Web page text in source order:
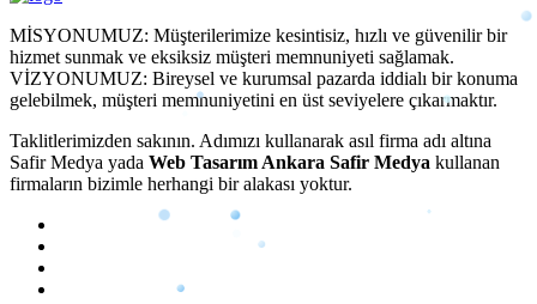
MİSYONUMUZ: Müşterilerimize kesintisiz, hızlı ve güvenilir bir
hizmet sunmak ve eksiksiz müşteri memnuniyeti sağlamak.
VİZYONUMUZ: Bireysel ve kurumsal pazarda iddialı bir konuma
gelebilmek, müşteri memnuniyetini en üst seviyelere çıkarmaktır.
Taklitlerimizden sakının. Adımızı kullanarak asıl firma adı altına
Safir Medya yada Web Tasarım Ankara Safir Medya kullanan
firmaların bizimle herhangi bir alakası yoktur.